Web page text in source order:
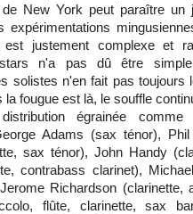
de New York peut paraître un
expérimentations
justement complexe et
n'a pas dû être
solistes n'en fait pas toujours
la fougue est là, le souffle
égrainée
Adams (sax ténor),
sax ténor), John Handy
contrabass clarinet),
Richardson (clarinette,
flûte, clarinette, sax